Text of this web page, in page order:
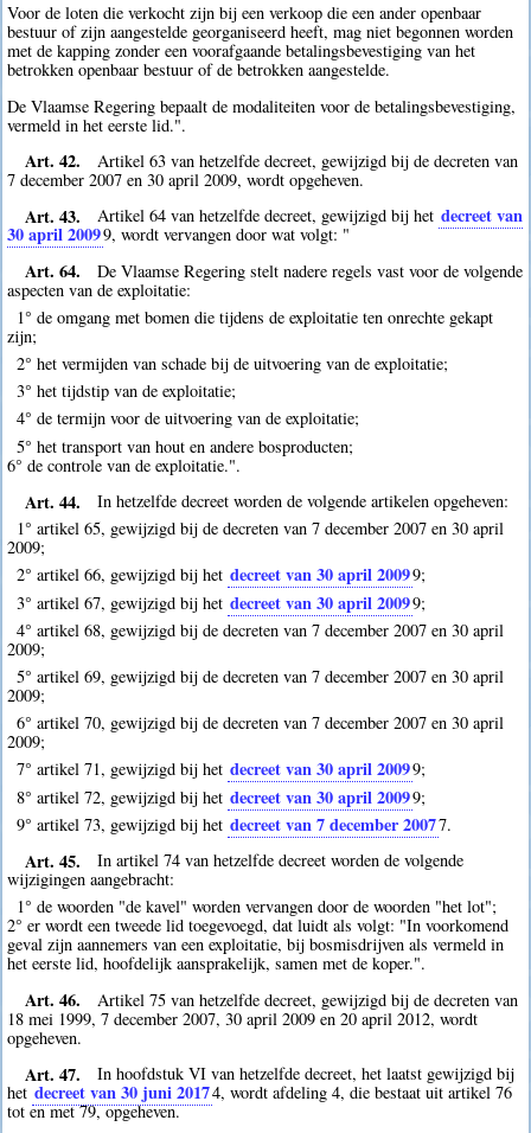
Voor de loten die verkocht zijn bij een verkoop die een ander openbaar
bestuur of zijn aangestelde georganiseerd heeft, mag niet begonnen worden
met de kapping zonder een voorafgaande betalingsbevestiging van het
betrokken openbaar bestuur of de betrokken aangestelde.
De Vlaamse Regering bepaalt de modaliteiten voor de betalingsbevestiging,
vermeld in het eerste lid.".
Art. 42.
Artikel 63 van hetzelfde decreet, gewijzigd bij de decreten van
7 december 2007 en 30 april 2009, wordt opgeheven.
Art. 43. Artikel 64 van hetzelfde decreet, gewijzigd bij het decreet van
30 april 20099, wordt vervangen door wat volgt: "
Art. 64.
De Vlaamse Regering stelt nadere regels vast voor de volgende
aspecten van de exploitatie:
1° de omgang met bomen die tijdens de exploitatie ten onrechte gekapt
zijn;
2° het vermijden van schade bij de uitvoering van de exploitatie;
3° het tijdstip van de exploitatie;
4° de termijn voor de uitvoering van de exploitatie;
5° het transport van hout en andere bosproducten;
6° de controle van de exploitatie.".
Art. 44.
In hetzelfde decreet worden de volgende artikelen opgeheven:
1° artikel 65, gewijzigd bij de decreten van 7 december 2007 en 30 april
2009;
2° artikel 66, gewijzigd bij het decreet van 30 april 20099;
3° artikel 67, gewijzigd bij het decreet van 30 april 20099;
4° artikel 68, gewijzigd bij de decreten van 7 december 2007 en 30 april
2009;
5° artikel 69, gewijzigd bij de decreten van 7 december 2007 en 30 april
2009;
6° artikel 70, gewijzigd bij de decreten van 7 december 2007 en 30 april
2009;
7° artikel 71, gewijzigd bij het decreet van 30 april 20099;
8° artikel 72, gewijzigd bij het decreet van 30 april 20099;
9° artikel 73, gewijzigd bij het decreet van 7 december 20077.
Art. 45.
In artikel 74 van hetzelfde decreet worden de volgende
wijzigingen aangebracht:
1° de woorden "de kavel" worden vervangen door de woorden "het lot";
2° er wordt een tweede lid toegevoegd, dat luidt als volgt: "In voorkomend
geval zijn aannemers van een exploitatie, bij bosmisdrijven als vermeld in
het eerste lid, hoofdelijk aansprakelijk, samen met de koper.".
Art. 46.
Artikel 75 van hetzelfde decreet, gewijzigd bij de decreten van
18 mei 1999, 7 december 2007, 30 april 2009 en 20 april 2012, wordt
opgeheven.
Art. 47.
In hoofdstuk VI van hetzelfde decreet, het laatst gewijzigd bij
het decreet van 30 juni 20174, wordt afdeling 4, die bestaat uit artikel 76
tot en met 79, opgeheven.